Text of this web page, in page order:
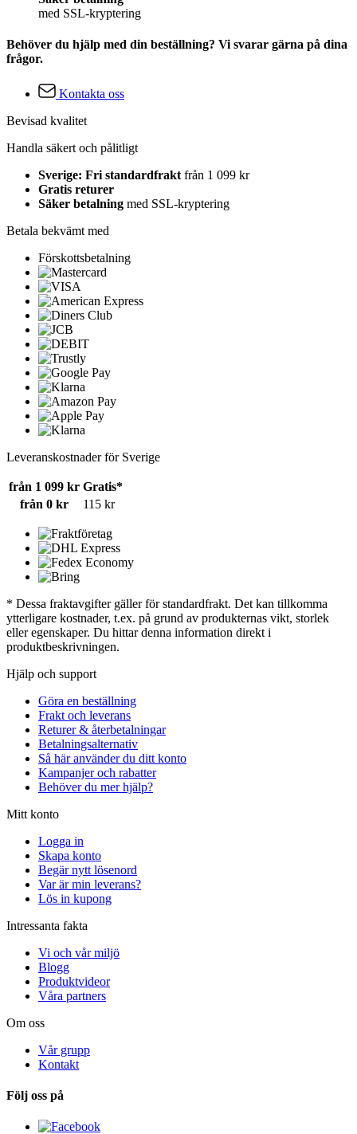
med SSL-kryptering
Behöver du hjälp med din beställning? Vi svarar gärna på dina
frågor.
Kontakta oss
Bevisad kvalitet
Handla säkert och pålitligt
Sverige: Fri standardfrakt från 1 099 kr
Gratis returer
Säker betalning med SSL-kryptering
Betala bekvämt med
Förskottsbetalning
Leveranskostnader för Sverige
från 1 099 kr Gratis*
från 0 kr
115 kr
* Dessa fraktavgifter gäller för standardfrakt. Det kan tillkomma
ytterligare kostnader, t.ex. på grund av produkternas vikt, storlek
eller egenskaper. Du hittar denna information direkt i
produktbeskrivningen.
Hjälp och support
Göra en beställning
Frakt och leverans
Returer & återbetalningar
Betalningsalternativ
Så här använder du ditt konto
Kampanjer och rabatter
Behöver du mer hjälp?
Mitt konto
Logga in
Skapa konto
Begär nytt lösenord
Var är min leverans?
Lös in kupong
Intressanta fakta
Vi och vår miljö
Blogg
Produktvideor
Våra partners
Om oss
Vår grupp
Kontakt
Följ oss på